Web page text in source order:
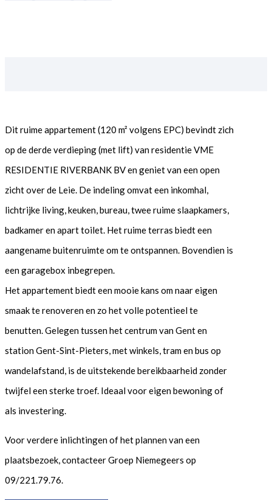
Dit ruime appartement (120 m² volgens EPC) bevindt zich
op de derde verdieping (met lift) van residentie VME
RESIDENTIE RIVERBANK BV en geniet van een open
zicht over de Leie. De indeling omvat een inkomhal,
lichtrijke living, keuken, bureau, twee ruime slaapkamers,
badkamer en apart toilet. Het ruime terras biedt een
aangename buitenruimte om te ontspannen. Bovendien is
een garagebox inbegrepen.
Het appartement biedt een mooie kans om naar eigen
smaak te renoveren en zo het volle potentieel te
benutten. Gelegen tussen het centrum van Gent en
station Gent-Sint-Pieters, met winkels, tram en bus op
wandelafstand, is de uitstekende bereikbaarheid zonder
twijfel een sterke troef. Ideaal voor eigen bewoning of
als investering.
Voor verdere inlichtingen of het plannen van een
plaatsbezoek, contacteer Groep Niemegeers op
09/221.79.76.